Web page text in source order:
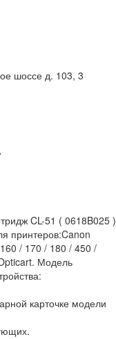
шоссе д. 103, 3
CL-51 ( 0618B025 )
принтеров:Canon
/ 170 / 180 / 450 /
Модель
карточке модели